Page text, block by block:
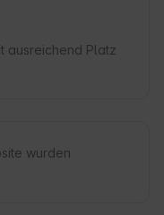
ausreichend Platz
wurden